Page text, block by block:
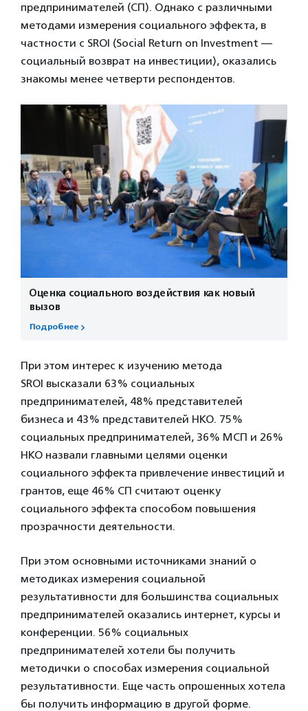
предпринимателей (СП). Однако с различными
методами измерения социального эффекта, в
частности с SROI (Social Return on Investment —
социальный возврат на инвестиции), оказались
знакомы менее четверти респондентов.
Оценка социального воздействия как новый
вызов
Подробнее
При этом интерес к изучению метода
SROI высказали 63% социальных
предпринимателей, 48% представителей
бизнеса и 43% представителей НКО. 75%
социальных предпринимателей, 36% МСП и 26%
НКО назвали главными целями оценки
социального эффекта привлечение инвестиций и
грантов, еще 46% СП считают оценку
социального эффекта способом повышения
прозрачности деятельности.
При этом основными источниками знаний о
методиках измерения социальной
результативности для большинства социальных
предпринимателей оказались интернет, курсы и
конференции. 56% социальных
предпринимателей хотели бы получить
методички о способах измерения социальной
результативности. Еще часть опрошенных хотела
бы получить информацию в другой форме.